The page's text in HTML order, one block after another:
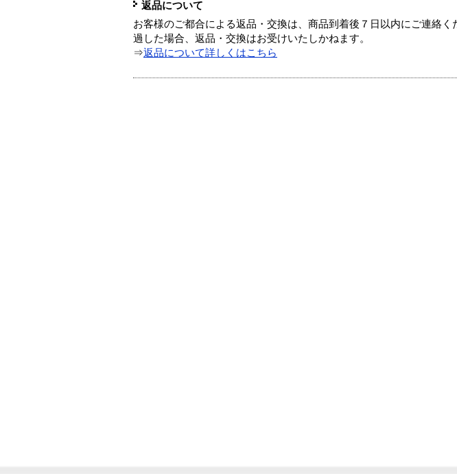
返品について
お客様のご都合による返品・交換は、商品到着後７日以内にご連絡
過した場合、返品・交換はお受けいたしかねます。
⇒返品について詳しくはこちら